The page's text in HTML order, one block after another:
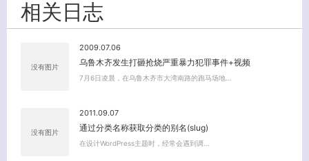
相关日志
没有图片
2009.07.06
乌鲁木齐发生打砸抢烧严重暴力犯罪事件+视频
7月6日凌晨，在乌鲁木齐市大湾南路的跑马场地…
没有图片
2011.09.07
通过分类名称获取分类的别名(slug)
在设计WordPress主题时，经常会遇到调…